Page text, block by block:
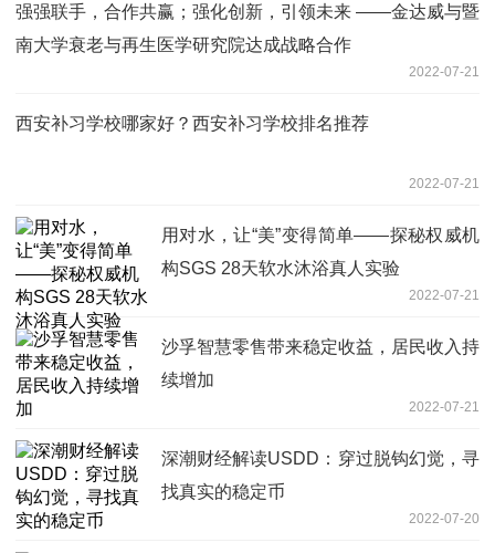
强强联手，合作共赢；强化创新，引领未来 ——金达威与暨
南大学衰老与再生医学研究院达成战略合作
2022-07-21
西安补习学校哪家好？西安补习学校排名推荐
2022-07-21
用对水，让“美”变得简单——探秘权威机
构SGS 28天软水沐浴真人实验
2022-07-21
沙孚智慧零售带来稳定收益，居民收入持
续增加
2022-07-21
深潮财经解读USDD：穿过脱钩幻觉，寻
找真实的稳定币
2022-07-20